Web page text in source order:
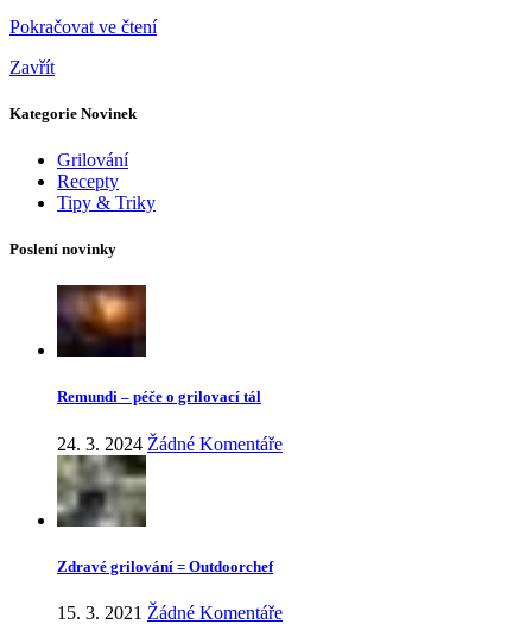
Pokračovat ve čtení
Zavřít
Kategorie Novinek
Grilování
Recepty
Tipy & Triky
Poslení novinky
Remundi – péče o grilovací tál
24. 3. 2024 Žádné Komentáře
Zdravé grilování = Outdoorchef
15. 3. 2021 Žádné Komentáře